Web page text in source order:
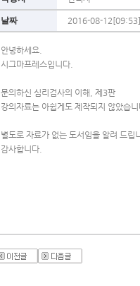
날짜 2016-08-12[09:53]
안녕하세요.
시그마프레스입니다.
문의하신 심리검사의 이해, 제3판
강의자료는 아쉽게도 제작되지 않았습
별도로 자료가 없는 도서임을 알려 드립
감사합니다.